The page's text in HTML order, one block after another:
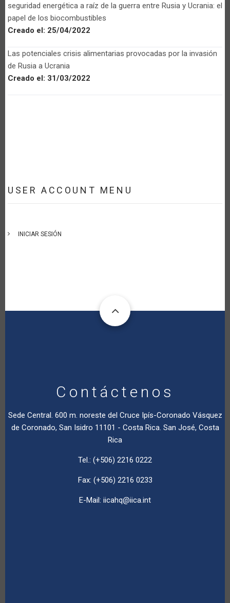
seguridad energética a raíz de la guerra entre Rusia y Ucrania: el
papel de los biocombustibles
Creado el: 25/04/2022
Las potenciales crisis alimentarias provocadas por la invasión
de Rusia a Ucrania
Creado el: 31/03/2022
USER ACCOUNT MENU
INICIAR SESIÓN
Contáctenos
Sede Central. 600 m. noreste del Cruce Ipís-Coronado Vásquez
de Coronado, San Isidro 11101 - Costa Rica. San José, Costa
Rica
Tel.: (+506) 2216 0222
Fax: (+506) 2216 0233
E-Mail: iicahq@iica.int